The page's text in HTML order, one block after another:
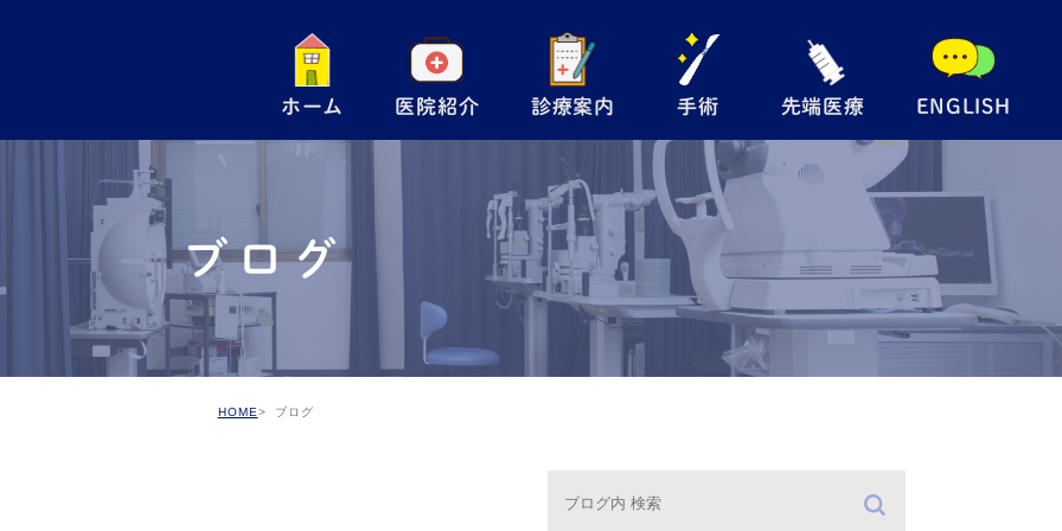
ホーム 医院紹介 診療案内
小児眼科
手術
アレルギー検査
予防接種
手術
手術内容について
翼状片手術
眼瞼下垂手術
硝子体注射
緑内障レーザー
（SLT）
先端医療
自由診療
メディカルサプリ
ENGLISH
ブログ
HOME ブログ